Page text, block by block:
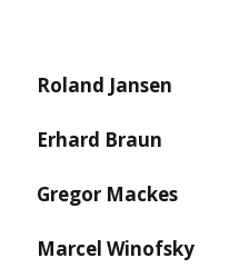
Roland Jansen
Erhard Braun
Gregor Mackes
Marcel Winofsky